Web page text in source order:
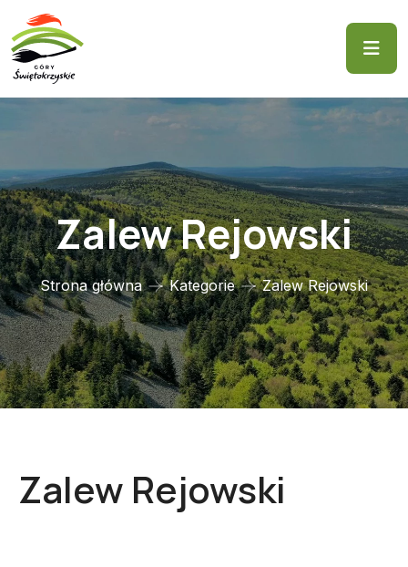
Zalew Rejowski
Strona główna Kategorie Zalew Rejowski
Zalew Rejowski